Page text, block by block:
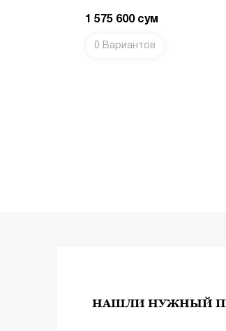
1 575 600сум
0 Вариантов
НАШЛИ НУЖНЫЙ